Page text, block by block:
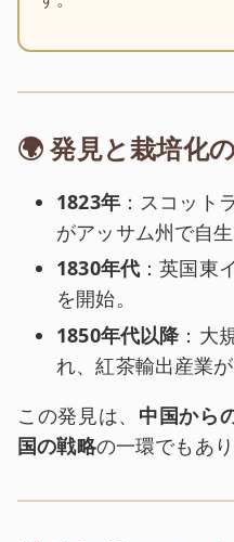
🌍 発見と栽培化
1823年：スコット
がアッサム州で自
1830年代 ：英国東
を開始。
1850年代以降：大
れ、紅茶輸出産業が
この発見は、 中国から
国の戦略の一環でもあり